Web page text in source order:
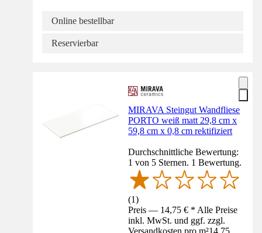
Online bestellbar
Reservierbar
MIRAVA Steingut Wandfliese
PORTO weiß matt 29,8 cm x
59,8 cm x 0,8 cm rektifiziert
Durchschnittliche Bewertung:
1 von 5 Sternen. 1 Bewertung.
(1)
Preis — 14,75 € * Alle Preise
inkl. MwSt. und ggf. zzgl.